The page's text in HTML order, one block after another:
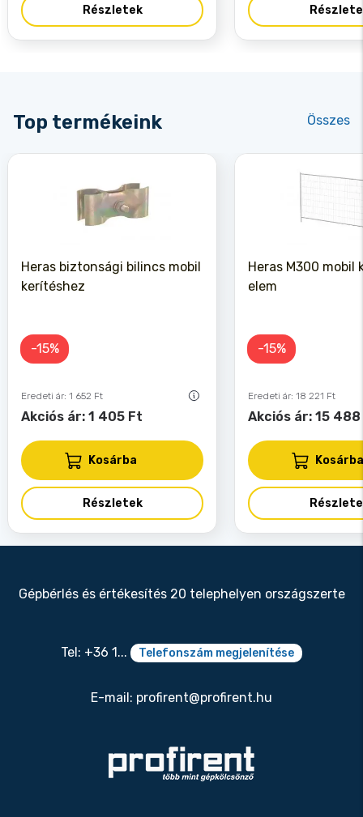
Részletek
Top termékeink Összes
Heras biztonsági bilincs mobil
kerítéshez
-15%
Eredeti ár: 1 652 Ft
Akciós ár: 1 405 Ft
Kosárba
Részletek
Heras M300 mobil
elem
-15%
Eredeti ár: 18 221 Ft
Akciós ár: 15
Kosárba
Gépbérlés és értékesítés 20 telephelyen országszerte
Tel: +36 1... Telefonszám megjelenítése
E-mail: profirent@profirent.hu